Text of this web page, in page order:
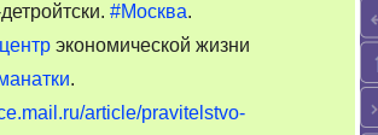
#Москва.
экономической жизни
.
article/pravitelstvo-